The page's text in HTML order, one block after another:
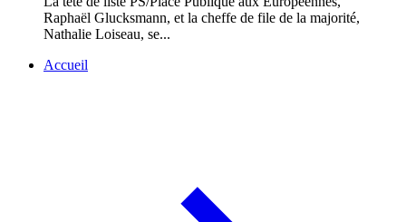
Raphaël Glucksmann, et la cheffe de file de la majorité,
Nathalie Loiseau, se...
Accueil